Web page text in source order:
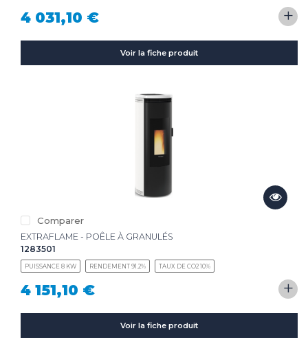
4 031,10 € +
Voir la fiche produit
Comparer
EXTRAFLAME - POÊLE À GRANULÉS
1283501
PUISSANCE 8 KW RENDEMENT 91.2% TAUX DE CO2 10%
4 151,10 € +
Voir la fiche produit